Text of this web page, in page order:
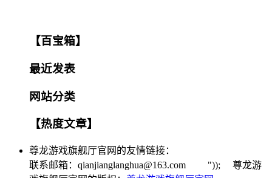
【百宝箱】
最近发表
网站分类
【热度文章】
尊龙游戏旗舰厅官网的友情链接：
联系邮箱： qianjianglanghua@163.com ")); 尊龙游